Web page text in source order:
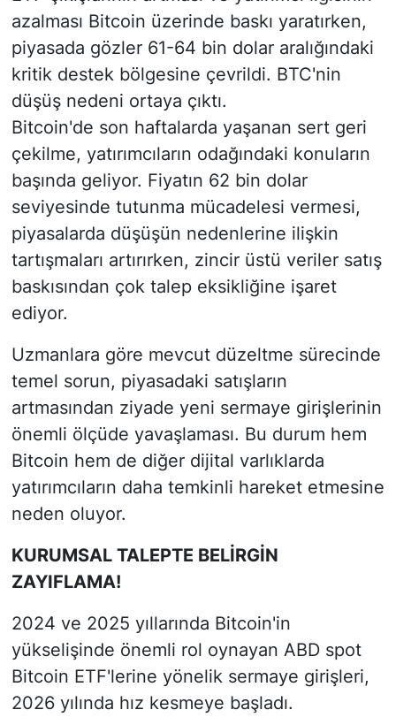
azalması Bitcoin üzerinde baskı yaratırken,
piyasada gözler 61-64 bin dolar aralığındaki
kritik destek bölgesine çevrildi. BTC'nin
düşüş nedeni ortaya çıktı.
Bitcoin'de son haftalarda yaşanan sert geri
çekilme, yatırımcıların odağındaki konuların
başında geliyor. Fiyatın 62 bin dolar
seviyesinde tutunma mücadelesi vermesi,
piyasalarda düşüşün nedenlerine ilişkin
tartışmaları artırırken, zincir üstü veriler satış
baskısından çok talep eksikliğine işaret
ediyor.
Uzmanlara göre mevcut düzeltme sürecinde
temel sorun, piyasadaki satışların
artmasından ziyade yeni sermaye girişlerinin
önemli ölçüde yavaşlaması. Bu durum hem
Bitcoin hem de diğer dijital varlıklarda
yatırımcıların daha temkinli hareket etmesine
neden oluyor.
KURUMSAL TALEPTE BELİRGİN
ZAYIFLAMA!
2024 ve 2025 yıllarında Bitcoin'in
yükselişinde önemli rol oynayan ABD spot
Bitcoin ETF'lerine yönelik sermaye girişleri,
2026 yılında hız kesmeye başladı.